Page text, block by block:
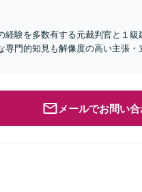
経験を多数有する元裁判官と１
門的知見も解像度の高い主張・
メールでお問い